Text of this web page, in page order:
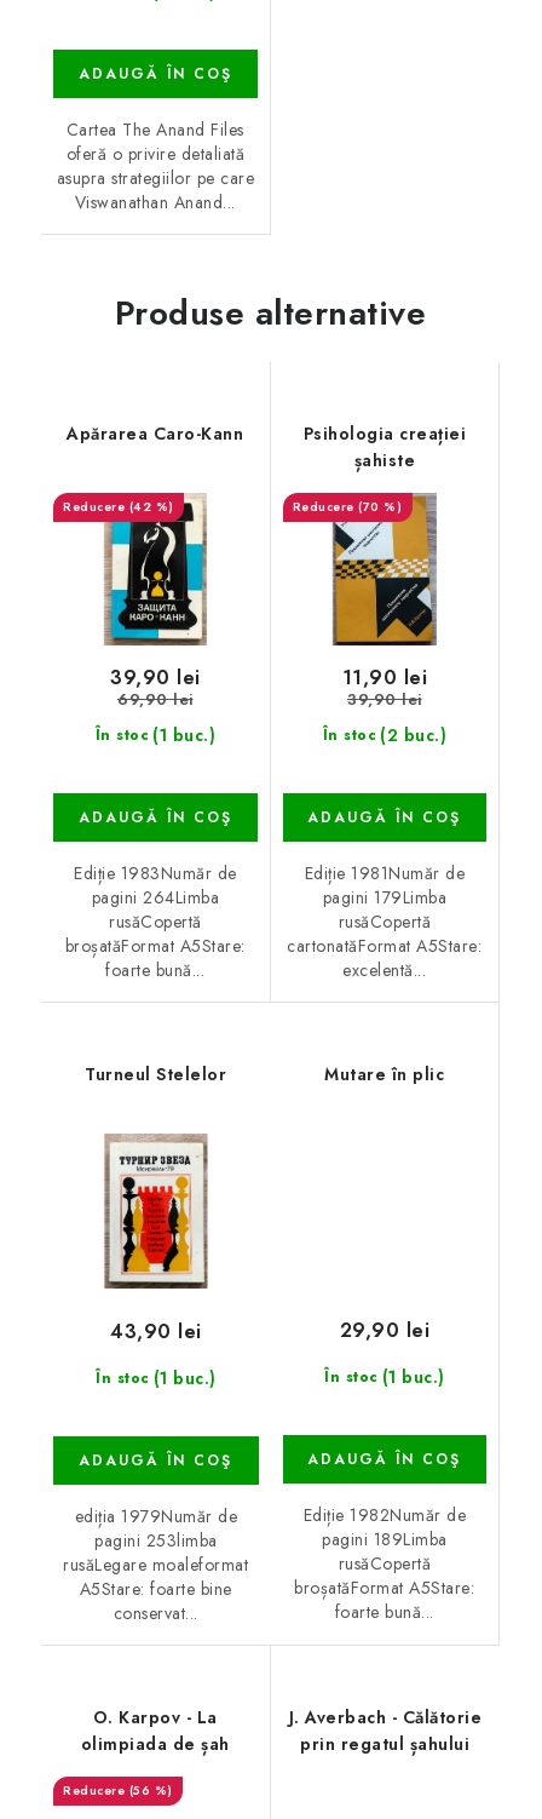
ADAUGĂ ÎN COŞ
Cartea The Anand Files
oferă o privire detaliată
asupra strategiilor pe care
Viswanathan Anand...
Produse alternative
Apărarea Caro-Kann
(42 %)
În stoc (1 buc.)
39,90 lei
69,90 lei
ADAUGĂ ÎN COŞ
Ediție 1983Număr de
pagini 264Limba
rusăCopertă
broșatăFormat A5Stare:
foarte bună...
Psihologia creației
șahiste
(70 %)
În stoc (2 buc.)
11,90 lei
39,90 lei
ADAUGĂ ÎN COŞ
Ediție 1981Număr de
pagini 179Limba
rusăCopertă
cartonatăFormat A5Stare:
excelentă...
Turneul Stelelor
În stoc (1 buc.)
43,90 lei
ADAUGĂ ÎN COŞ
ediția 1979Număr de
pagini 253limba
rusăLegare moaleformat
A5Stare: foarte bine
conservat...
Mutare în plic
În stoc (1 buc.)
29,90 lei
ADAUGĂ ÎN COŞ
Ediție 1982Număr de
pagini 189Limba
rusăCopertă
broșatăFormat A5Stare:
foarte bună...
O. Karpov - La
olimpiada de șah
(56 %)
J. Averbach - Călătorie
prin regatul șahului